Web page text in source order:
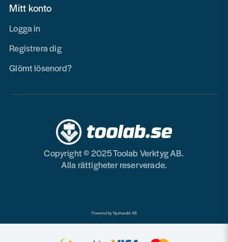
Mitt konto
Logga in
Registrera dig
Glömt lösenord?
Copyright © 2025 Toolab Verktyg AB.
Alla rättigheter reserverade.
Powered by Nyehandel AB